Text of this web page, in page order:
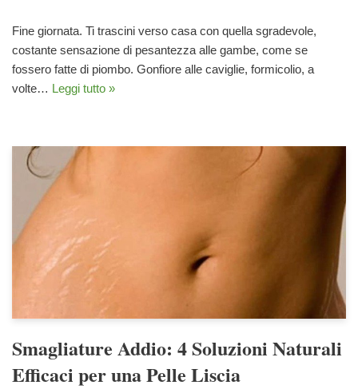
Fine giornata. Ti trascini verso casa con quella sgradevole,
costante sensazione di pesantezza alle gambe, come se
fossero fatte di piombo. Gonfiore alle caviglie, formicolio, a
volte… Leggi tutto »
Smagliature Addio: 4 Soluzioni Naturali
Efficaci per una Pelle Liscia